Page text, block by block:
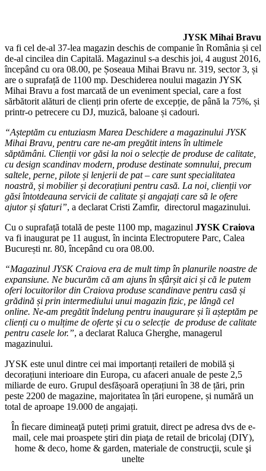
JYSK Mihai Bravu
va fi cel de-al 37-lea magazin deschis de companie în România și cel
de-al cincilea din Capitală. Magazinul s-a deschis joi, 4 august 2016,
începând cu ora 08.00, pe Șoseaua Mihai Bravu nr. 319, sector 3, și
are o suprafață de 1100 mp. Deschiderea noului magazin JYSK
Mihai Bravu a fost marcată de un eveniment special, care a fost
sărbătorit alături de clienți prin oferte de excepție, de până la 75%, și
printr-o petrecere cu DJ, muzică, baloane și cadouri.
“Așteptăm cu entuziasm Marea Deschidere a magazinului JYSK
Mihai Bravu, pentru care ne-am pregătit intens în ultimele
săptămâni. Clienții vor găsi la noi o selecție de produse de calitate,
cu design scandinav modern, produse destinate somnului, precum
saltele, perne, pilote și lenjerii de pat – care sunt specialitatea
noastră, și mobilier și decorațiuni pentru casă. La noi, clienții vor
găsi întotdeauna servicii de calitate și angajați care să le ofere
ajutor și sfaturi”, a declarat Cristi Zamfir, directorul magazinului.
Cu o suprafață totală de peste 1100 mp, magazinul JYSK Craiova
va fi inaugurat pe 11 august, în incinta Electroputere Parc, Calea
București nr. 80, începând cu ora 08.00.
“Magazinul JYSK Craiova era de mult timp în planurile noastre de
expansiune. Ne bucurăm că am ajuns în sfârșit aici și că le putem
oferi locuitorilor din Craiova produse scandinave pentru casă și
grădină și prin intermediului unui magazin fizic, pe lângă cel
online. Ne-am pregătit îndelung pentru inaugurare și îi așteptăm pe
clienți cu o mulțime de oferte și cu o selecție de produse de calitate
pentru casele lor.”, a declarat Raluca Gherghe, managerul
magazinului.
JYSK este unul dintre cei mai importanți retaileri de mobilă și
decorațiuni interioare din Europa, cu afaceri anuale de peste 2,5
miliarde de euro. Grupul desfășoară operațiuni în 38 de țări, prin
peste 2200 de magazine, majoritatea în țări europene, și numără un
total de aproape 19.000 de angajați.
În fiecare dimineaţă puteți primi gratuit, direct pe adresa dvs de e-
mail, cele mai proaspete ştiri din piaţa de retail de bricolaj (DIY),
home & deco, home & garden, materiale de construcţii, scule şi
unelte